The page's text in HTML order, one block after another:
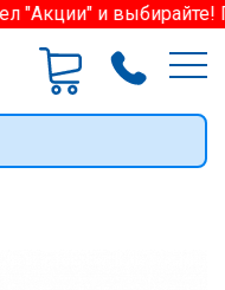
"Акции" и выбирайте!